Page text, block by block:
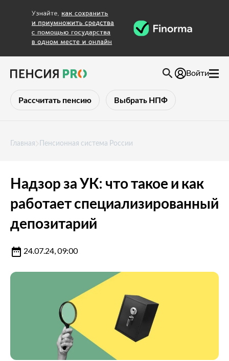
Рассчитать пенсию Выбрать НПФ
Войти
Главная Пенсионная система России
Надзор за УК: что такое и как
работает специализированный
депозитарий
24.07.24, 09:00